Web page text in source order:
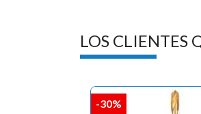
LOS CLIENTES
-30%